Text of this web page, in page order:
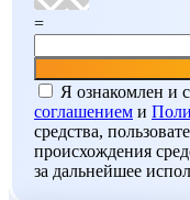
=
Я ознакомлен и
соглашением и
средства,
происхождения
за дальнейшее